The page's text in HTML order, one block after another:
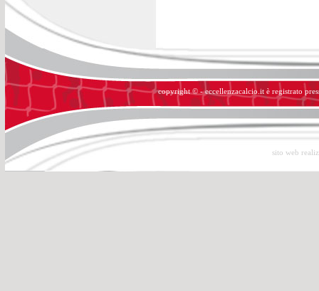
copyright © - eccellenzacalcio.it è registrato
sito web